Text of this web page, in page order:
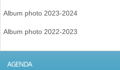
Album photo 2023-2024
Album photo 2022-2023
AGENDA